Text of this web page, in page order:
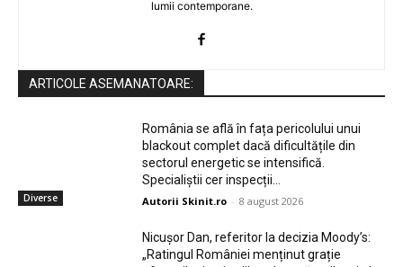
lumii contemporane.
ARTICOLE ASEMANATOARE:
Diverse
România se află în fața pericolului unui
blackout complet dacă dificultățile din
sectorul energetic se intensifică.
Specialiștii cer inspecții…
Autorii Skinit.ro - 8 august 2026
Nicușor Dan, referitor la decizia Moody’s:
„Ratingul României menținut grație